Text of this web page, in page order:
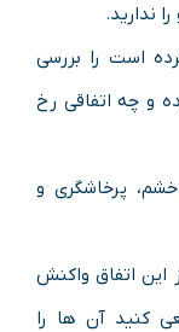
ندارید.
است را بررسی
و چه اتفاقی رخ
پرخاشگری و
اتفاق واکنش
کنید آن ها را